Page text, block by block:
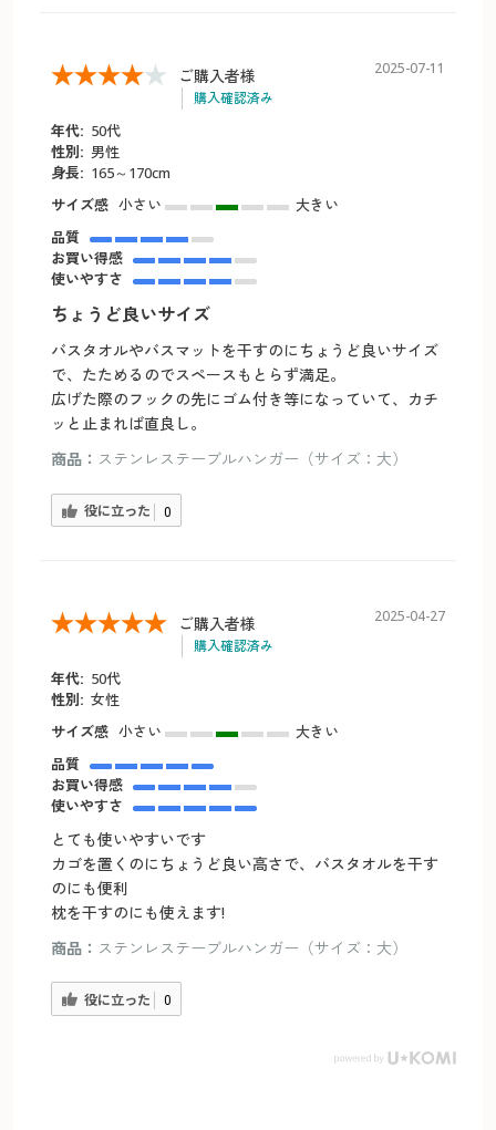
ご購入者様
購入確認済み
2025-07-11
年代: 50代
性別: 男性
身長: 165～170cm
サイズ感 小さい
大きい
品質
お買い得感
使いやすさ
ちょうど良いサイズ
バスタオルやバスマットを干すのにちょうど良いサイズ
で、たためるのでスペースもとらず満足。
広げた際のフックの先にゴム付き等になっていて、カチ
ッと止まれば直良し。
商品： ステンレステーブルハンガー（サイズ：大）
役に立った 0
ご購入者様
購入確認済み
2025-04-27
年代: 50代
性別: 女性
サイズ感 小さい
大きい
品質
お買い得感
使いやすさ
とても使いやすいです
カゴを置くのにちょうど良い高さで、バスタオルを干す
のにも便利
枕を干すのにも使えます!
商品： ステンレステーブルハンガー（サイズ：大）
役に立った 0